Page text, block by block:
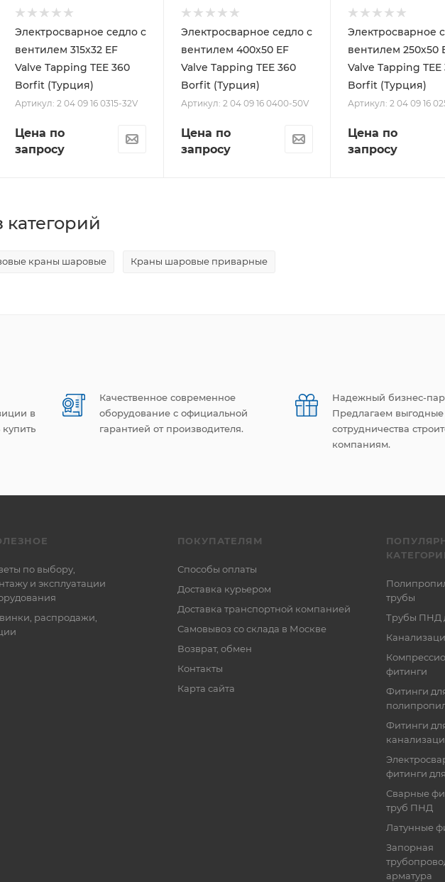
Электросварное седло с
вентилем 315х32 EF
Valve Tapping TEE 360
Borfit (Турция)
Артикул: 2 04 09 16 0315-32V
Цена по
запросу
Электросварное седло с
вентилем 400х50 EF
Valve Tapping TEE 360
Borfit (Турция)
Артикул: 2 04 09 16 0400-50V
Цена по
запросу
Электросварное
вентилем 250х50
Valve Tapping TEE
Borfit (Турция)
Артикул: 2 04 09 16
Цена по
запросу
краны шаровые Краны шаровые приварные
в
Качественное современное
оборудование с официальной
гарантией от производителя.
Надежный бизнес-
Предлагаем выгодные
сотрудничества
компаниям.
по выбору,
и эксплуатации
распродажи,
ПОКУПАТЕЛЯМ
Способы оплаты
Доставка курьером
Доставка транспортной компанией
Самовывоз со склада в Москве
Возврат, обмен
Контакты
Карта сайта
трубы
Трубы ПНД
фитинги
Фитинги
Фитинги
фитинги
Сварные
труб ПНД
Латунные
Запорная
арматура